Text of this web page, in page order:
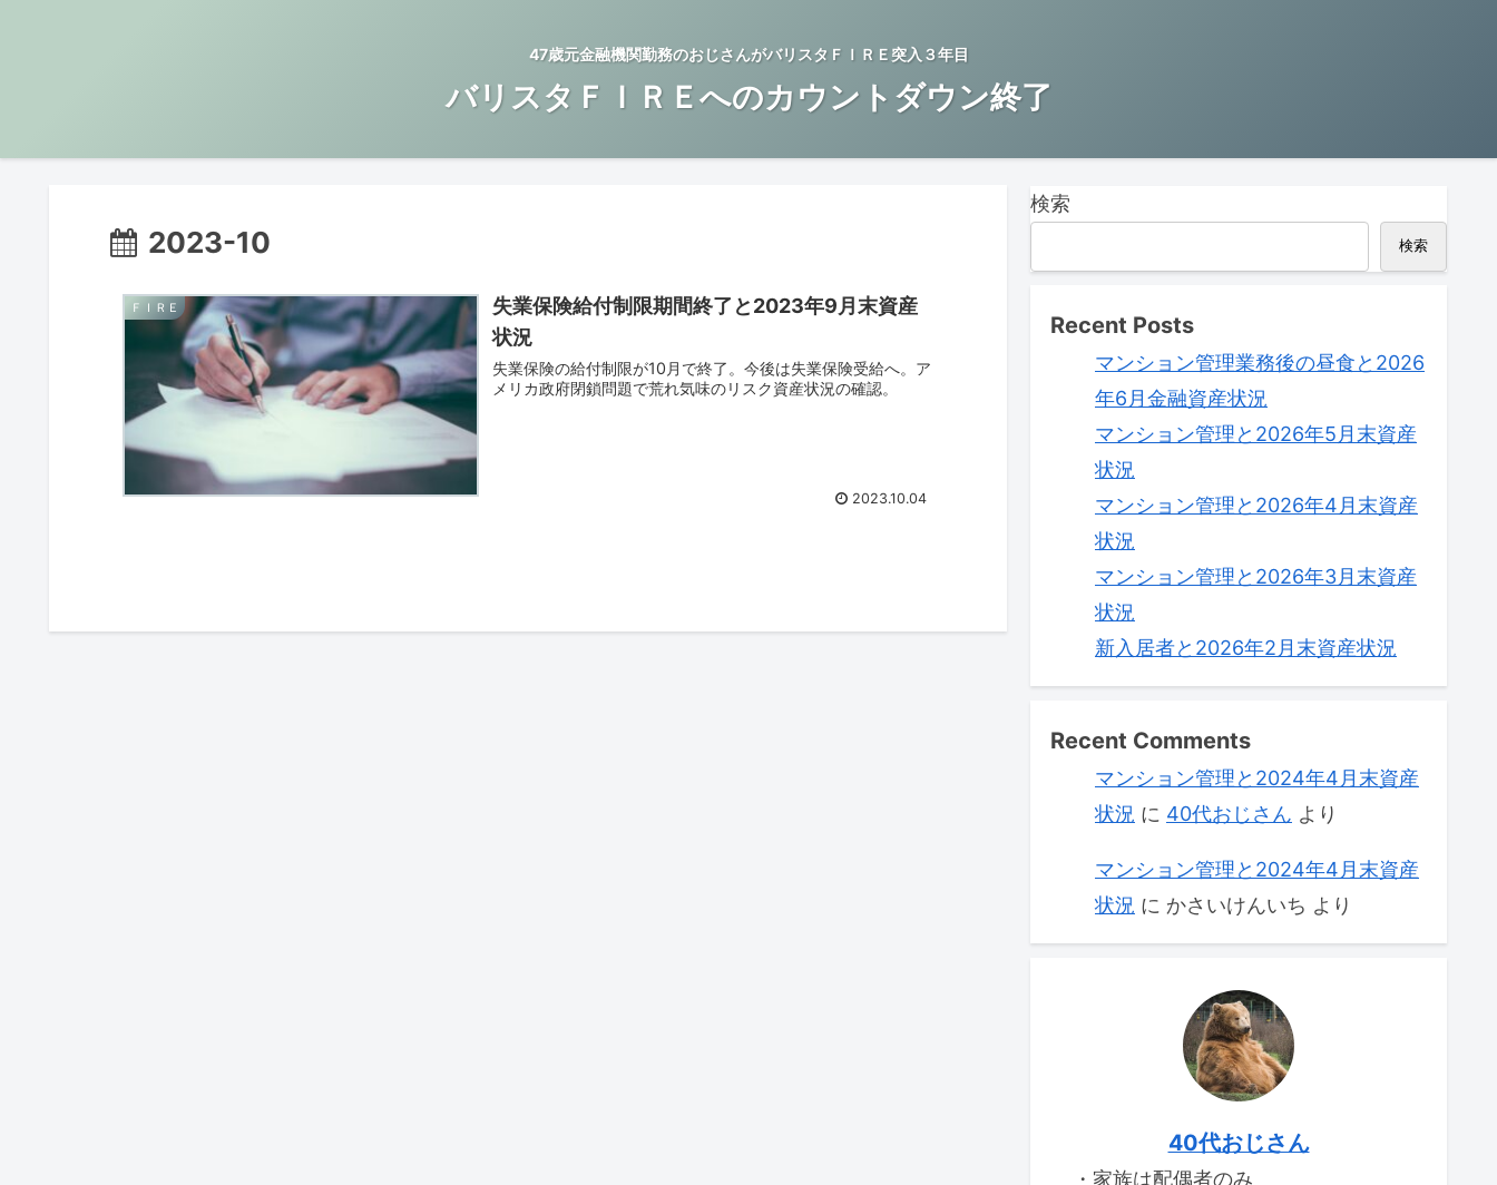
47歳元金融機関勤務のおじさんがバリスタＦＩＲＥ突入３年目
バリスタＦＩＲＥへのカウントダウン終了
2023-10
ＦＩＲＥ
失業保険給付制限期間終了と2023年9月末資産
状況
失業保険の給付制限が10月で終了。今後は失業保険受給へ。ア
メリカ政府閉鎖問題で荒れ気味のリスク資産状況の確認。
2023.10.04
検索
検索
Recent Posts
マンション管理業務後の昼食と2026
年6月金融資産状況
マンション管理と2026年5月末資産
状況
マンション管理と2026年4月末資産
状況
マンション管理と2026年3月末資産
状況
新入居者と2026年2月末資産状況
Recent Comments
マンション管理と2024年4月末資産
状況 に 40代おじさん より
マンション管理と2024年4月末資産
状況 に かさいけんいち より
40代おじさん
・家族は配偶者のみ